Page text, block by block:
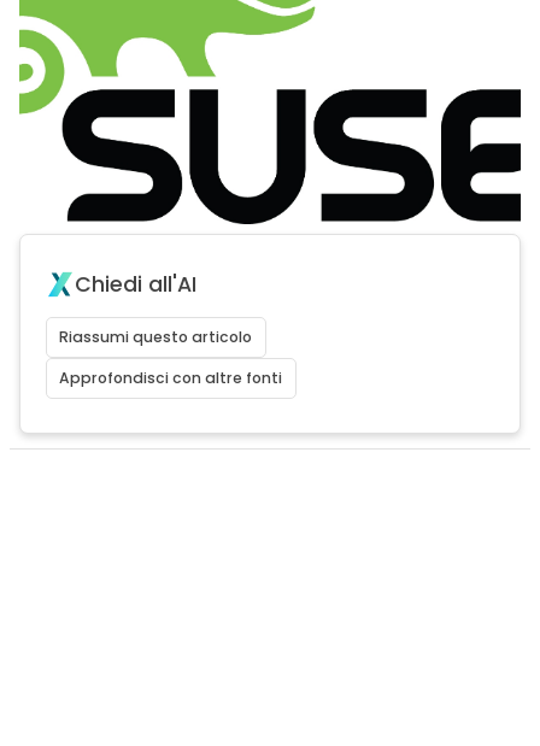
Chiedi all'AI
Riassumi questo articolo
Approfondisci con altre fonti